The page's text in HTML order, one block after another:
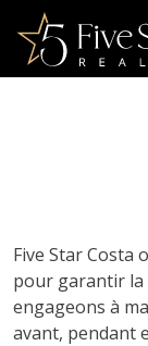
Five Star Costa
pour garantir la
engageons à
avant, pendant